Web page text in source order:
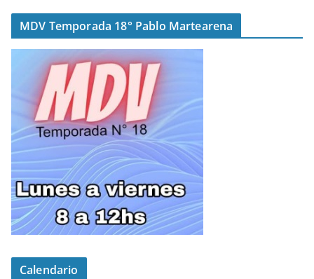
MDV Temporada 18° Pablo Martearena
Calendario